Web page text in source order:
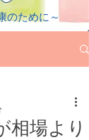
のために～
相場より